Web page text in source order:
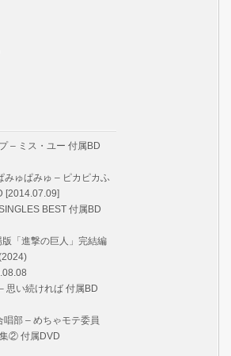
– ミス・ユー 付属BD
みゅぱみゅ – ピカピカふ
[2014.07.09]
BEST 付属BD
「進撃の巨人」完結編
思い続ければ 付属BD
唱部 – めちゃモテ委員
② 付属DVD